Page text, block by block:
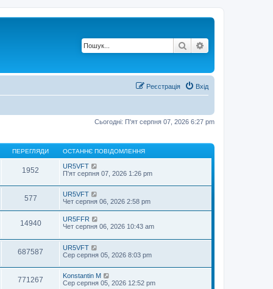
Пошук
Вхід
Реєстрація
Сьогодні: П'ят серпня 07, 2026 6:27 pm
ПЕРЕГЛЯДИ ОСТАННЄ ПОВІДОМЛЕННЯ
1952
UR5VFT
П'ят серпня 07, 2026 1:26 pm
577
UR5VFT
Чет серпня 06, 2026 2:58 pm
14940
UR5FFR
Чет серпня 06, 2026 10:43 am
687587
UR5VFT
Сер серпня 05, 2026 8:03 pm
771267
Konstantin M
Сер серпня 05, 2026 12:52 pm